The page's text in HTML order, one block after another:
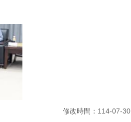
修改時間：114-07-30